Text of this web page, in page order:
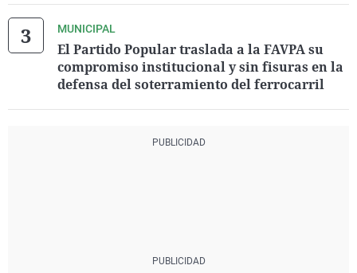
MUNICIPAL
El Partido Popular traslada a la FAVPA su
compromiso institucional y sin fisuras en la
defensa del soterramiento del ferrocarril